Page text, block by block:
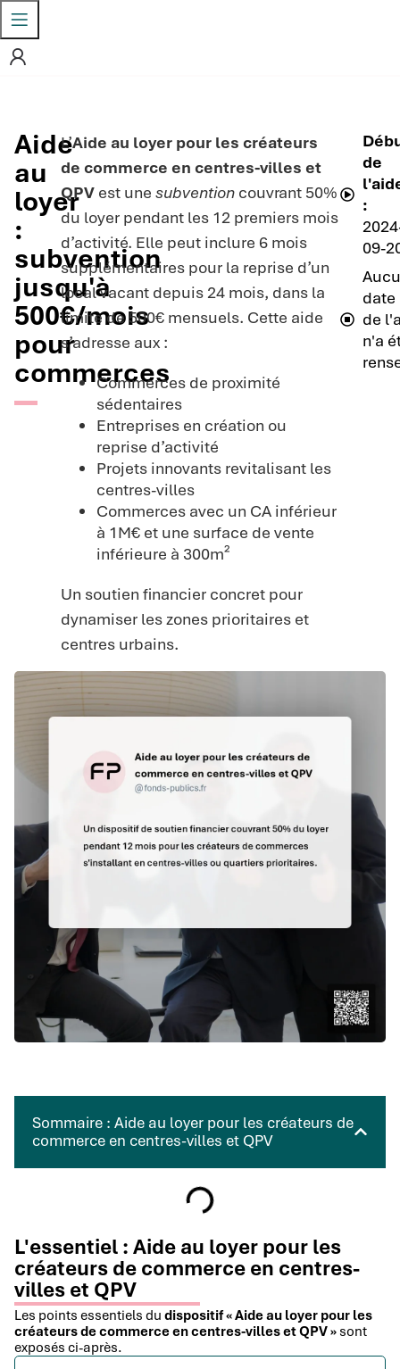
Aide
au
loyer
:
subvention
jusqu'à
500€/mois
pour
commerces
L’Aide au loyer pour les créateurs
de commerce en centres-villes et
QPVest une subventioncouvrant 50%
du loyer pendant les 12 premiers mois
d’activité. Elle peut inclure 6 mois
supplémentaires pour la reprise d’un
local vacant depuis 24 mois, dans la
limite de 500€ mensuels. Cette aide
s’adresse aux :
Commerces de proximité
sédentaires
Entreprises en création ou
reprise d’activité
Projets innovants revitalisant les
centres-villes
Commerces avec un CA inférieur
à 1M€ et une surface de vente
inférieure à 300m²
Un soutien financier concret pour
dynamiser les zones prioritaires et
centres urbains.
de
:
09-
date
de
n'a
Sommaire : Aide au loyer pour les créateurs de
commerce en centres-villes et QPV
L'essentiel : Aide au loyer pour les
créateurs de commerce en centres-
villes et QPV
Les points essentiels du dispositif « Aide au loyer pour les
créateurs de commerce en centres-villes et QPV » sont
exposés ci-après.